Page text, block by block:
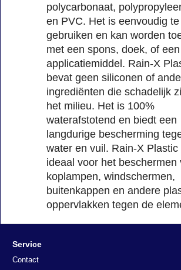
polycarbonaat,
en PVC. Het is eenvoudig te
gebruiken en kan worden
met een spons, doek, of
applicatiemiddel. Rain-X
bevat geen siliconen of
ingrediënten die schadelijk
het milieu. Het is 100%
waterafstotend en biedt een
langdurige bescherming
water en vuil. Rain-X Plastic
ideaal voor het beschermen
koplampen, windschermen,
buitenkappen en andere
oppervlakken tegen de
Service
Contact